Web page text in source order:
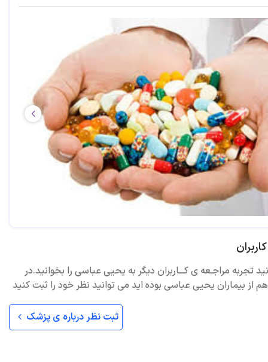
تجربه مراجـعه ی کـــاربران دیگر به یحیی عباسی را بخوانید.در
از بیماران یحیی عباسی بوده اید می توانید نظر خود را ثبت کنید
ثبت نظر درباره ی پزشک